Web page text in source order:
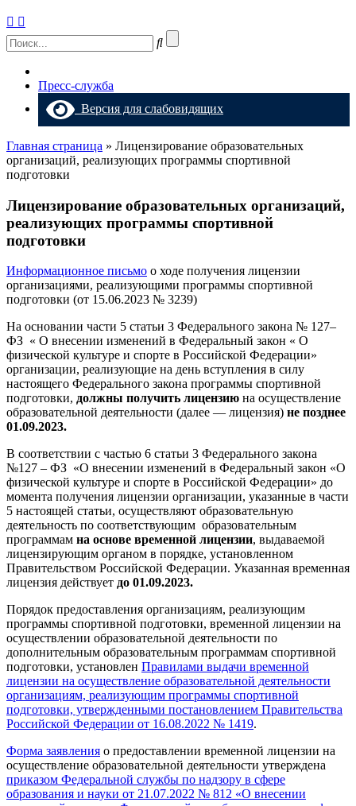
Пресс-служба
Версия для слабовидящих
Главная страница » Лицензирование образовательных
организаций, реализующих программы спортивной
подготовки
Лицензирование образовательных организаций,
реализующих программы спортивной
подготовки
Информационное письмо о ходе получения лицензии
организациями, реализующими программы спортивной
подготовки (от 15.06.2023 № 3239)
На основании части 5 статьи 3 Федерального закона № 127–
ФЗ « О внесении изменений в Федеральный закон « О
физической культуре и спорте в Российской Федерации»
организации, реализующие на день вступления в силу
настоящего Федерального закона программы спортивной
подготовки, должны получить лицензию на осуществление
образовательной деятельности (далее — лицензия) не позднее
01.09.2023.
В соответствии с частью 6 статьи 3 Федерального закона
№127 – ФЗ «О внесении изменений в Федеральный закон «О
физической культуре и спорте в Российской Федерации» до
момента получения лицензии организации, указанные в части
5 настоящей статьи, осуществляют образовательную
деятельность по соответствующим образовательным
программам на основе временной лицензии, выдаваемой
лицензирующим органом в порядке, установленном
Правительством Российской Федерации. Указанная временная
лицензия действует до 01.09.2023.
Порядок предоставления организациям, реализующим
программы спортивной подготовки, временной лицензии на
осуществлении образовательной деятельности по
дополнительным образовательным программам спортивной
подготовки, установлен Правилами выдачи временной
лицензии на осуществление образовательной деятельности
организациям, реализующим программы спортивной
подготовки, утвержденными постановлением Правительства
Российской Федерации от 16.08.2022 № 1419.
Форма заявления о предоставлении временной лицензии на
осуществление образовательной деятельности утверждена
приказом Федеральной службы по надзору в сфере
образования и науки от 21.07.2022 № 812 «О внесении